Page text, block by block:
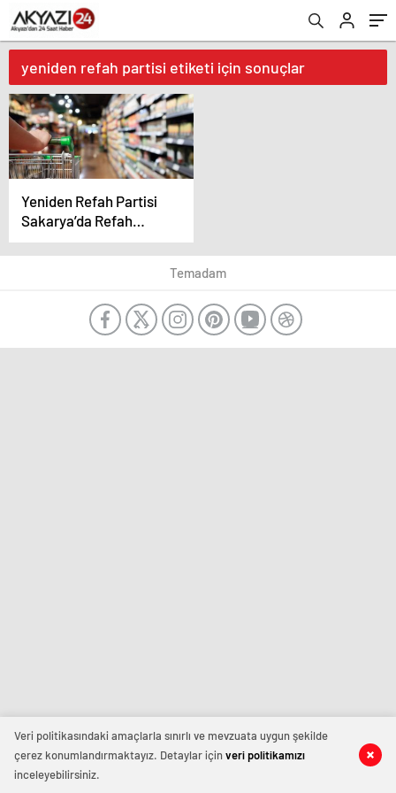
yeniden refah partisi etiketi için sonuçlar
Yeniden Refah Partisi
Sakarya’da Refah
market kuracak
Temadam
Veri politikasındaki amaçlarla sınırlı ve mevzuata uygun şekilde
çerez konumlandırmaktayız. Detaylar içinveri politikamızı
inceleyebilirsiniz.